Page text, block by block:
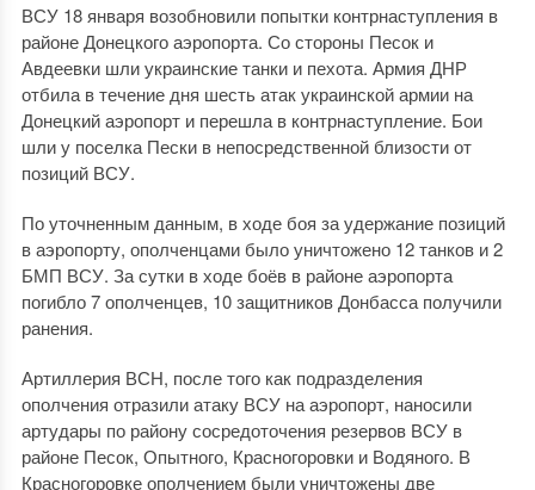
ВСУ 18 января возобновили попытки контрнаступления в
районе Донецкого аэропорта. Со стороны Песок и
Авдеевки шли украинские танки и пехота. Армия ДНР
отбила в течение дня шесть атак украинской армии на
Донецкий аэропорт и перешла в контрнаступление. Бои
шли у поселка Пески в непосредственной близости от
позиций ВСУ.
По уточненным данным, в ходе боя за удержание позиций
в аэропорту, ополченцами было уничтожено 12 танков и 2
БМП ВСУ. За сутки в ходе боёв в районе аэропорта
погибло 7 ополченцев, 10 защитников Донбасса получили
ранения.
Артиллерия ВСН, после того как подразделения
ополчения отразили атаку ВСУ на аэропорт, наносили
артудары по району сосредоточения резервов ВСУ в
районе Песок, Опытного, Красногоровки и Водяного. В
Красногоровке ополчением были уничтожены две